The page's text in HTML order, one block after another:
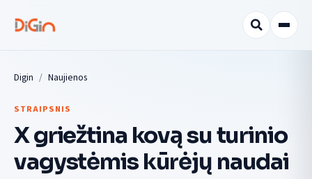
Digin Naujienos
STRAIPSNIS
X griežtina kovą su turinio
vagystėmis kūrėjų naudai